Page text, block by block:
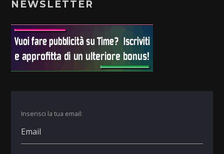
NEWSLETTER
Inserisci la tua email: